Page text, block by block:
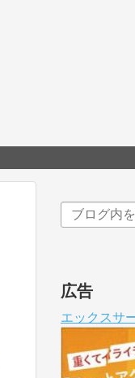
広告
エックスサ